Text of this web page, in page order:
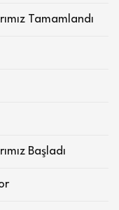
Tamamlandı
Başladı